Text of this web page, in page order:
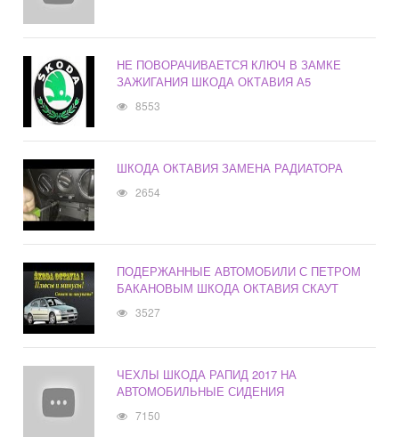
НЕ ПОВОРАЧИВАЕТСЯ КЛЮЧ В ЗАМКЕ
ЗАЖИГАНИЯ ШКОДА ОКТАВИЯ А5
8553
ШКОДА ОКТАВИЯ ЗАМЕНА РАДИАТОРА
2654
ПОДЕРЖАННЫЕ АВТОМОБИЛИ С ПЕТРОМ
БАКАНОВЫМ ШКОДА ОКТАВИЯ СКАУТ
3527
ЧЕХЛЫ ШКОДА РАПИД 2017 НА
АВТОМОБИЛЬНЫЕ СИДЕНИЯ
7150